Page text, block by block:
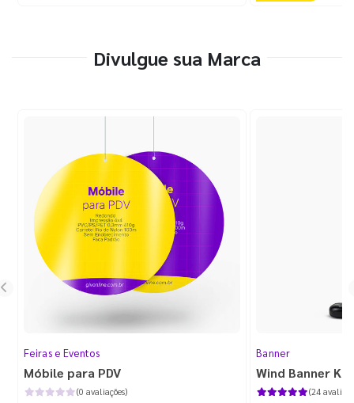
Divulgue sua Marca
Feiras e Eventos
Móbile para PDV
(0 avaliações)
Banner
Wind Banner
(24